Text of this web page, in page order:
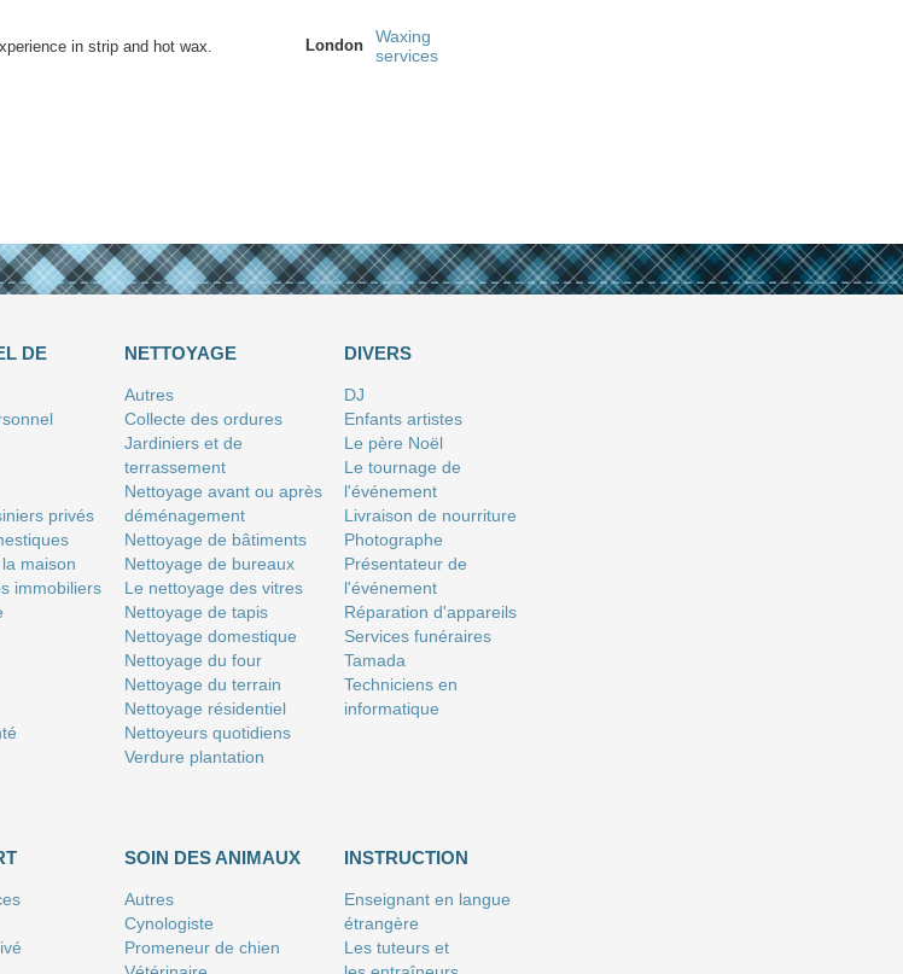
in strip and hot wax.
London
Waxing
services
DE
privés
maison
immobiliers
NETTOYAGE
Autres
Collecte des ordures
Jardiniers et de
terrassement
Nettoyage avant ou après
déménagement
Nettoyage de bâtiments
Nettoyage de bureaux
Le nettoyage des vitres
Nettoyage de tapis
Nettoyage domestique
Nettoyage du four
Nettoyage du terrain
Nettoyage résidentiel
Nettoyeurs quotidiens
Verdure plantation
DIVERS
DJ
Enfants artistes
Le père Noël
Le tournage de
l'événement
Livraison de nourriture
Photographe
Présentateur de
l'événement
Réparation d'appareils
Services funéraires
Tamada
Techniciens en
informatique
SOIN DES ANIMAUX
Autres
Cynologiste
Promeneur de chien
INSTRUCTION
Enseignant en langue
étrangère
Les tuteurs et